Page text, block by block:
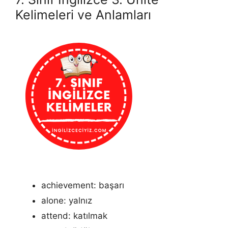
Kelimeleri ve Anlamları
achievement: başarı
alone: yalnız
attend: katılmak